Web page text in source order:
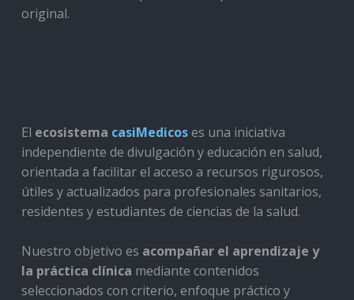
original.
El ecosistema casiMedicoses una iniciativa
independiente de divulgación y educación en salud,
orientada a facilitar el acceso a recursos rigurosos,
útiles y actualizados para profesionales sanitarios,
residentes y estudiantes de ciencias de la salud.
Nuestro objetivo es acompañar el aprendizaje y
la práctica clínica mediante contenidos
seleccionados con criterio, enfoque práctico y